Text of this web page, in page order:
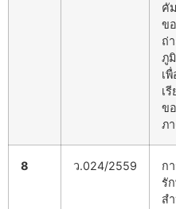
คั
ข
ถ่
ภู
เ
เ
ข
ภ
8 ว.024/2559
ก
รั
ส